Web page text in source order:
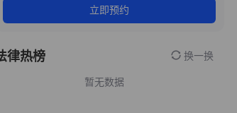
立即预约
律热榜 换一换
暂无数据